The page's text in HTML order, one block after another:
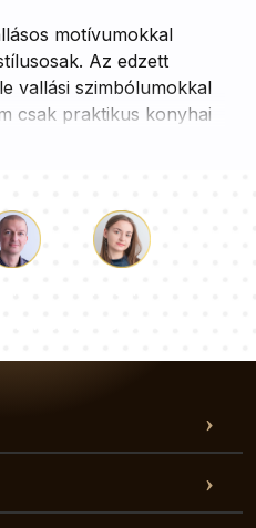
motívumokkal
Az edzett
vallási szimbólumokkal
csak praktikus konyhai
elemek is. A
üveg vágódeszkák
a konyhában,
érintést a